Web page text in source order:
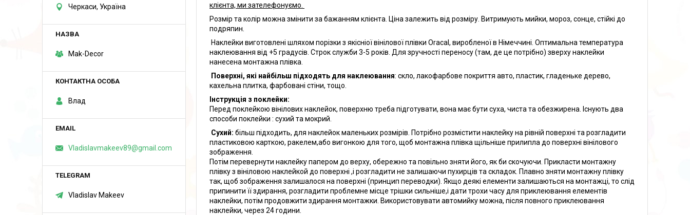
клієнта, ми зателефонуємо.
Розмір та колір можна змінити за бажанням клієнта. Ціна залежить від розміру. Витримують мийки, мороз, сонце, стійкі до
подряпин.
Наклейки виготовлені шляхом порізки з якісніої вінілової плівки Oracal, виробленої в Німеччині. Оптимальна температура
наклеювання від +5 градусів. Строк служби 3-5 років. Для зручності переносу (там, де це потрібно) зверху наклейки
нанесена монтажна плівка.
Поверхні, які найбільш підходять для наклеювання: скло, лакофарбове покриття авто, пластик, гладеньке дерево,
кахельна плитка, фарбовані стіни, тощо.
Інструкція з поклейки:
Перед поклейкою вінілових наклейок, поверхню треба підготувати, вона має бути суха, чиста та обезжирена. Існують два
способи поклейки : сухий та мокрий.
Сухий: більш підходить, для наклейок маленьких розмірів. Потрібно розмістити наклейку на рівній поверхні та розгладити
пластиковою карткою, ракелем,або вигонкою для того, щоб монтажна плівка щільніше прилипла до поверхні вінілового
зображення.
Потім перевернути наклейку папером до верху, обережно та повільно зняти його, як би скочуючи. Прикласти монтажну
плівку з вініловою наклейкой до поверхні ,і розгладити не залишаючи пухирців та складок. Плавно зняти монтажну плівку
так, щоб зображення залишалося на поверхні (принцип переводки). Якщо деякі елементи залишаються на монтажці, то слід
припинити її здирання, розгладити проблемне місце трішки сильніше,і дати трохи часу для приклеювання елементів
наклейки, потім продовжити здирання монтажки. Використовувати автомийку можна, після повного приклеювання
наклейки, через 24 години.
Черкаси, Україна
Mak-Decor
Влад
Vladislavmakeev89@gmail.com
Vladislav Makeev